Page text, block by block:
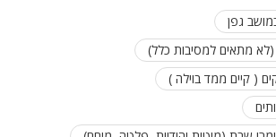
גפן
מתאים למסיבות כלל)